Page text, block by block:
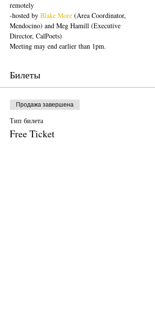
remotely
-hosted by Blake More (Area Coordinator,
Mendocino) and Meg Hamill (Executive
Director, CalPoets)
Meeting may end earlier than 1pm.
Билеты
Продажа завершена
Тип билета
Free Ticket